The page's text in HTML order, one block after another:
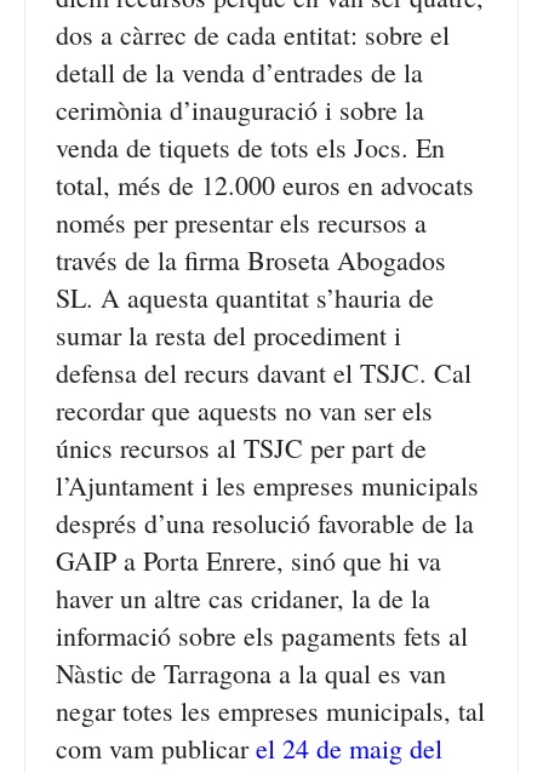
dos a càrrec de cada entitat: sobre el
detall de la venda d’entrades de la
cerimònia d’inauguració i sobre la
venda de tiquets de tots els Jocs. En
total, més de 12.000 euros en advocats
només per presentar els recursos a
través de la firma Broseta Abogados
SL. A aquesta quantitat s’hauria de
sumar la resta del procediment i
defensa del recurs davant el TSJC. Cal
recordar que aquests no van ser els
únics recursos al TSJC per part de
l’Ajuntament i les empreses municipals
després d’una resolució favorable de la
GAIP a Porta Enrere, sinó que hi va
haver un altre cas cridaner, la de la
informació sobre els pagaments fets al
Nàstic de Tarragona a la qual es van
negar totes les empreses municipals, tal
com vam publicarel 24 de maig del